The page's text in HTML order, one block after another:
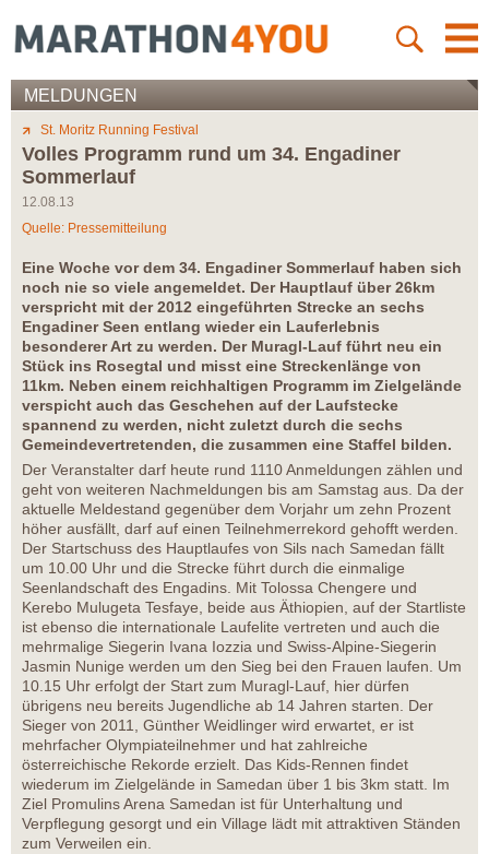
MELDUNGEN
St. Moritz Running Festival
Volles Programm rund um 34. Engadiner
Sommerlauf
12.08.13
Quelle: Pressemitteilung
Eine Woche vor dem 34. Engadiner Sommerlauf haben sich
noch nie so viele angemeldet. Der Hauptlauf über 26km
verspricht mit der 2012 eingeführten Strecke an sechs
Engadiner Seen entlang wieder ein Lauferlebnis
besonderer Art zu werden. Der Muragl-Lauf führt neu ein
Stück ins Rosegtal und misst eine Streckenlänge von
11km. Neben einem reichhaltigen Programm im Zielgelände
verspicht auch das Geschehen auf der Laufstecke
spannend zu werden, nicht zuletzt durch die sechs
Gemeindevertretenden, die zusammen eine Staffel bilden.
Der Veranstalter darf heute rund 1110 Anmeldungen zählen und
geht von weiteren Nachmeldungen bis am Samstag aus. Da der
aktuelle Meldestand gegenüber dem Vorjahr um zehn Prozent
höher ausfällt, darf auf einen Teilnehmerrekord gehofft werden.
Der Startschuss des Hauptlaufes von Sils nach Samedan fällt
um 10.00 Uhr und die Strecke führt durch die einmalige
Seenlandschaft des Engadins. Mit Tolossa Chengere und
Kerebo Mulugeta Tesfaye, beide aus Äthiopien, auf der Startliste
ist ebenso die internationale Laufelite vertreten und auch die
mehrmalige Siegerin Ivana Iozzia und Swiss-Alpine-Siegerin
Jasmin Nunige werden um den Sieg bei den Frauen laufen. Um
10.15 Uhr erfolgt der Start zum Muragl-Lauf, hier dürfen
übrigens neu bereits Jugendliche ab 14 Jahren starten. Der
Sieger von 2011, Günther Weidlinger wird erwartet, er ist
mehrfacher Olympiateilnehmer und hat zahlreiche
österreichische Rekorde erzielt. Das Kids-Rennen findet
wiederum im Zielgelände in Samedan über 1 bis 3km statt. Im
Ziel Promulins Arena Samedan ist für Unterhaltung und
Verpflegung gesorgt und ein Village lädt mit attraktiven Ständen
zum Verweilen ein.